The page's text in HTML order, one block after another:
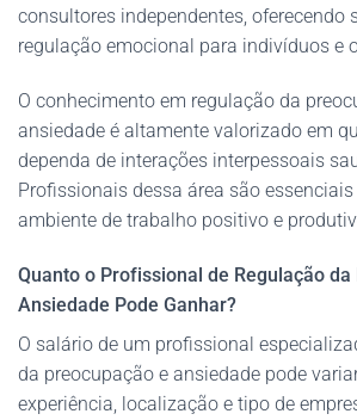
consultores independentes, oferecendo
regulação emocional para indivíduos e
O conhecimento em regulação da
ansiedade é altamente valorizado em
dependa de interações interpessoais
Profissionais dessa área são
ambiente de trabalho positivo e
Quanto o Profissional de Regulação
Ansiedade Pode Ganhar?
O salário de um profissional
da preocupação e ansiedade pode
experiência, localização e tipo de